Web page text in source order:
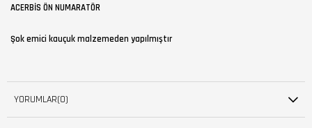
ACERBİS ÖN NUMARATÖR
Şok emici kauçuk malzemeden yapılmıştır
YORUMLAR(0)